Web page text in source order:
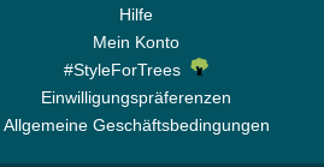
Hilfe
Mein Konto
#StyleForTrees
Einwilligungspräferenzen
Allgemeine Geschäftsbedingungen